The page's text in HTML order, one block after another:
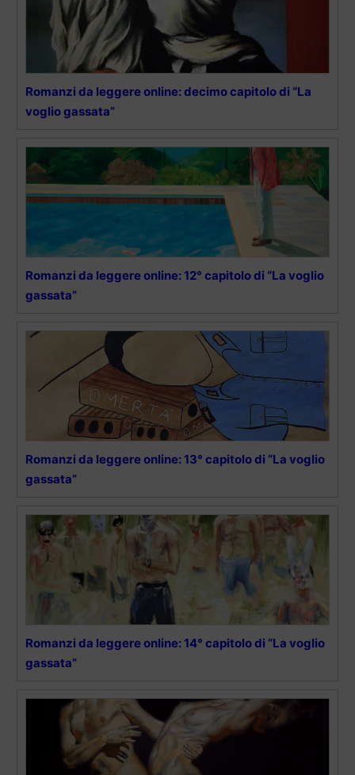
Romanzi da leggere online: decimo capitolo di “La
voglio gassata”
Romanzi da leggere online: 12° capitolo di “La voglio
gassata”
Romanzi da leggere online: 13° capitolo di “La voglio
gassata”
Romanzi da leggere online: 14° capitolo di “La voglio
gassata”